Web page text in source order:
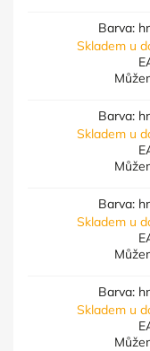
Barva:
Skladem u
Barva:
Skladem u
Barva:
Skladem u
Barva:
Skladem u